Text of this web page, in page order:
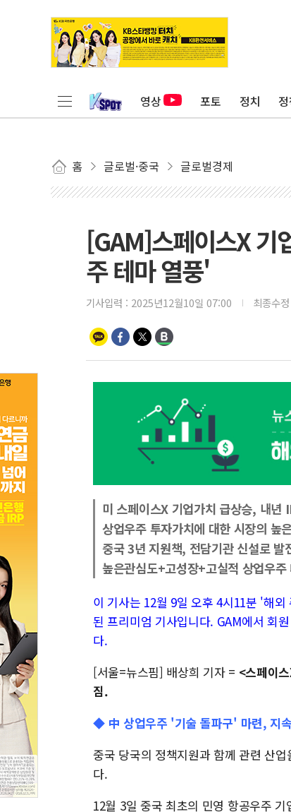
영상 포토 정치
홈 글로벌·중국 글로벌경제
[GAM]스페이스X 기
주 테마 열풍'
기사입력 : 2025년12월10일 07:00 최종수
미 스페이스X 기업가치 급상승, 내년
상업우주 투자가치에 대한 시장의 높
중국 3년 지원책, 전담기관 신설로 발
높은관심도+고성장+고실적 상업우주
이 기사는 12월 9일 오후 4시11분 '해
된 프리미엄 기사입니다. GAM에서 회
다.
[서울=뉴스핌] 배상희 기자 = <스페이
짐.
◆ 中 상업우주 '기술 돌파구' 마련, 지
중국 당국의 정책지원과 함께 관련 산
다.
12월 3일 중국 최초의 민영 항공우주